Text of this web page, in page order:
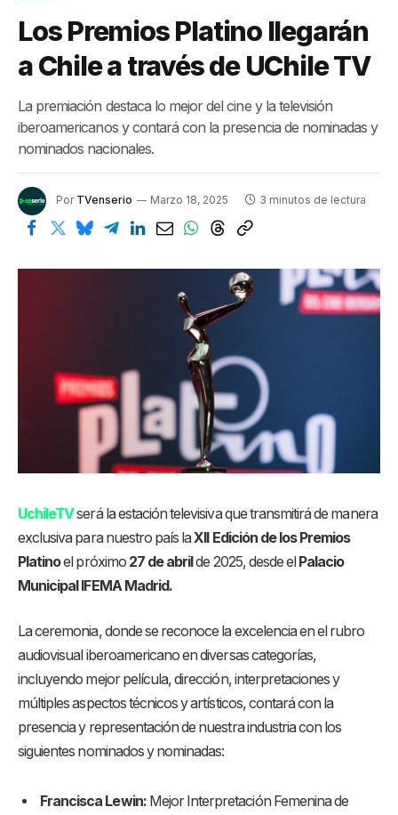
Los Premios Platino llegarán
a Chile a través de UChile TV
La premiación destaca lo mejor del cine y la televisión
iberoamericanos y contará con la presencia de nominadas y
nominados nacionales.
Por TVenserio Marzo 18, 2025 3 minutos de lectura
UchileTVserá la estación televisiva que transmitirá de manera
exclusiva para nuestro país laXII Edición de los Premios
Platinoel próximo 27 de abrilde 2025, desde elPalacio
Municipal IFEMA Madrid.
La ceremonia, donde se reconoce la excelencia en el rubro
audiovisual iberoamericano en diversas categorías,
incluyendo mejor película, dirección, interpretaciones y
múltiples aspectos técnicos y artísticos, contará con la
presencia y representación de nuestra industria con los
siguientes nominados y nominadas:
Francisca Lewin: Mejor Interpretación Femenina de